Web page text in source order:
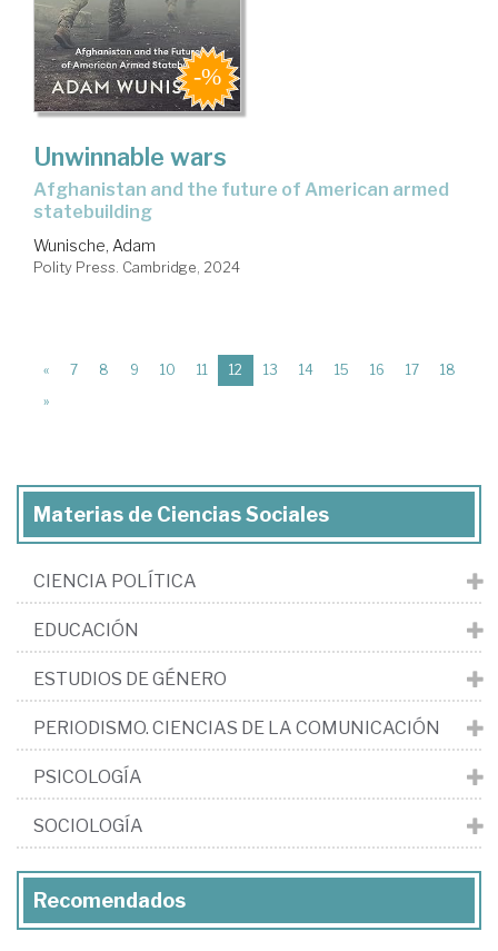
Unwinnable wars
Afghanistan and the future of American armed
statebuilding
Wunische, Adam
Polity Press. Cambridge, 2024
« 7 8 9 10 11 12 (current)
13 14 15 16 17
18
»
Materias de Ciencias Sociales
CIENCIA POLÍTICA
EDUCACIÓN
ESTUDIOS DE GÉNERO
PERIODISMO. CIENCIAS DE LA COMUNICACIÓN
PSICOLOGÍA
SOCIOLOGÍA
Recomendados